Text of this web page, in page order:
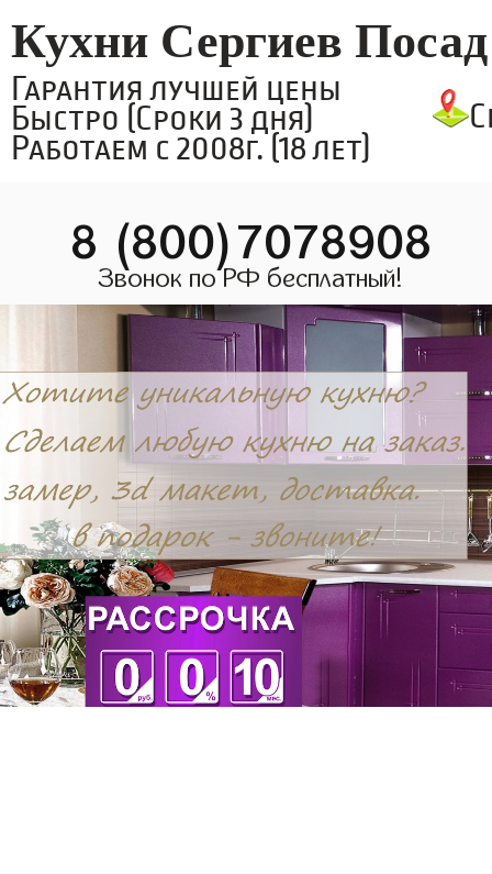
Кухни Сергиев Посад
Гарантия лучшей цены
Быстро (Сроки 3 дня)
Работаем с 2008г. (18 лет)
8 (800)7078908
Звонок по РФ бесплатный!